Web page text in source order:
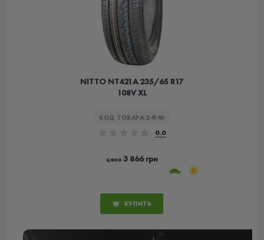
NITTO NT421А 235/65 R17
108V XL
КОД ТОВАРА:24140
0.0
цена3 866 грн
КУПИТЬ